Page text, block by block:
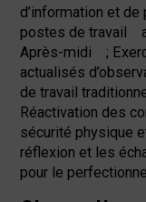
d’information et
postes de travail
Après-midi ;
actualisés
de travail
Réactivation des
sécurité physique
réflexion et les
pour le